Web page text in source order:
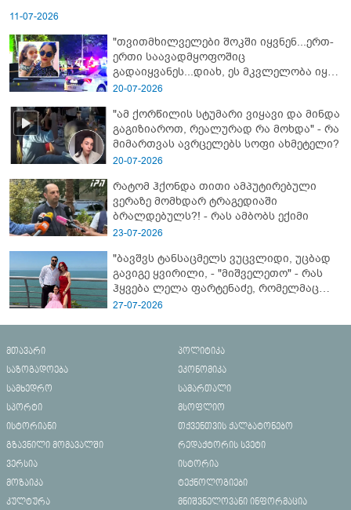
11-07-2026
"თვითმხილველები შოკში იყვნენ...ერთ-
ერთი საავადმყოფოშიც
გადაიყვანეს...დიახ, ეს მკვლელობა იყო"
- გორში დატრიალებული ტრაგედიის
20-07-2026
"ამ ქორწილის სტუმარი ვიყავი და მინდა
გაგიზიაროთ, რეალურად რა მოხდა" - რა
მიმართვას ავრცელებს სოფი ახმეტელი?
20-07-2026
რატომ ჰქონდა თითი ამპუტირებული
ვერაზე მომხდარ ტრაგედიაში
ბრალდებულს?! - რას ამბობს ექიმი
23-07-2026
"ბავშვს ტანსაცმელს ვუცვლიდი, უცბად
გავიგე ყვირილი, - "მიშველეთო" - რას
ჰყვება ლელა ფარტენაძე, რომელმაც
ბათუმში 16 წლის ბიჭი ზღვაში
27-07-2026
მთავარი
პოლიტიკა
საზოგადოება
ეკონომიკა
სამხედრო
სამართალი
სპორტი
მსოფლიო
ისტორიანი
თქვენთვის ქალბატონებო
გზავნილი მომავალში
რედაქტორის სვეტი
ვერსია
ისტორია
მოზაიკა
ტექნოლოგიები
კულტურა
მნიშვნელოვანი ინფორმაცია